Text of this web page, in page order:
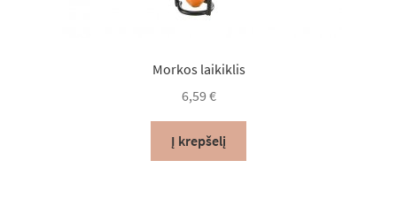
Morkos laikiklis
6,59 €
Į krepšelį